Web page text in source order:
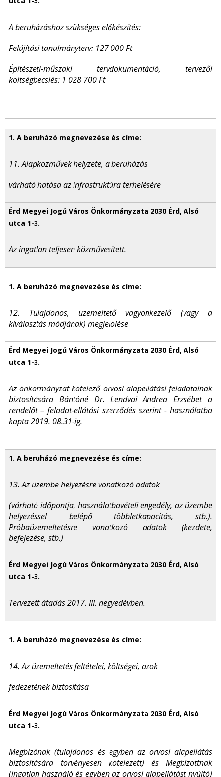
A beruházáshoz szükséges előkészítés:
Felújítási tanulmányterv: 127 000 Ft
Építészeti-műszaki tervdokumentáció, tervezői
költségbecslés: 1 028 700 Ft
11. Alapközművek helyzete, a beruházás
várható hatása az infrastruktúra terhelésére
Az ingatlan teljesen közművesített.
12. Tulajdonos, üzemeltető vagyonkezelő (vagy a
kiválasztás módjának) megjelölése
Az önkormányzat kötelező orvosi alapellátási feladatainak
biztosítására Bántóné Dr. Lendvai Andrea Erzsébet a
rendelőt – feladat-ellátási szerződés szerint - használatba
kapta 2019. 08.31-ig.
13. Az üzembe helyezésre vonatkozó adatok
(várható időpontja, használatbavételi engedély, az üzembe
helyezéssel belépő többletkapacitás, stb.).
Próbaüzemeltetésre vonatkozó adatok (kezdete,
befejezése, stb.)
Tervezett átadás 2017. III. negyedévben.
14. Az üzemeltetés feltételei, költségei, azok
fedezetének biztosítása
Megbízónak (tulajdonos és egyben az orvosi alapellátás
biztosítására törvényesen kötelezett) és Megbízottnak
(ingatlan használó és egyben az orvosi alapellátást nyújtó)